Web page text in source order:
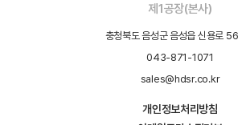
제1공장(본사)
충청북도 음성군 음성읍 신용로
043-871-1071
sales@hdsr.co.kr
개인정보처리방침